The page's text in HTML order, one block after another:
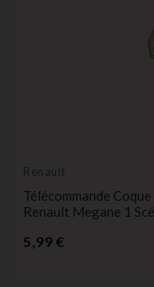
Renault
Télécommande
Renault Megane 1
5,99 €